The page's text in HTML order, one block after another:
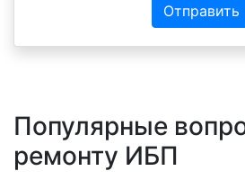
Отправить
Популярные
ремонту ИБП